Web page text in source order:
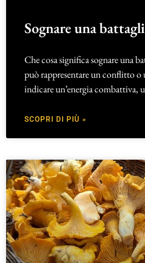
Sognare una
Che cosa significa sognare una
può rappresentare un conflitto
indicare un’energia combattiva,
SCOPRI DI PIÙ »